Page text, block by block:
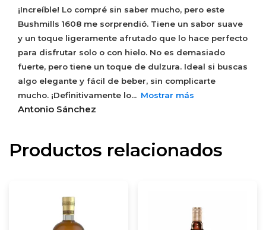
¡Increíble! Lo compré sin saber mucho, pero este
Bushmills 1608 me sorprendió. Tiene un sabor suave
y un toque ligeramente afrutado que lo hace perfecto
para disfrutar solo o con hielo. No es demasiado
fuerte, pero tiene un toque de dulzura. Ideal si buscas
algo elegante y fácil de beber, sin complicarte
mucho. ¡Definitivamente lo
Mostrar más
Antonio Sánchez
Productos relacionados